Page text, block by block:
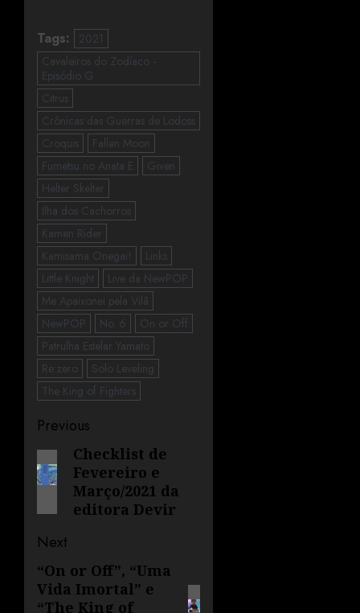
Tags:
2021
Cavaleiros do Zodíaco -
Episódio G
Citrus
Crônicas das Guerras de Lodoss
Croquis
Fallen Moon
Fumetsu no Anata E
Given
Helter Skelter
Ilha dos Cachorros
Kamen Rider
Kamisama Onegai!
Links
Little Knight
Live da NewPOP
Me Apaixonei pela Vilã
NewPOP
No. 6
On or Off
Patrulha Estelar Yamato
Re:zero
Solo Leveling
The King of Fighters
Previous
Checklist de
Fevereiro e
Março/2021 da
editora Devir
Next
“On or Off”, “Uma
Vida Imortal” e
“The King of